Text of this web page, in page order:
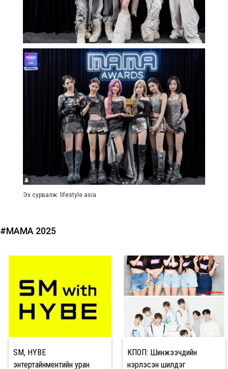
Эх сурвалж: lifestyle asia
#МАМА 2025
SM, HYBE
энтертайнментийн уран
КПОП: Шинжээчдийн
нэрлэсэн шилдэг